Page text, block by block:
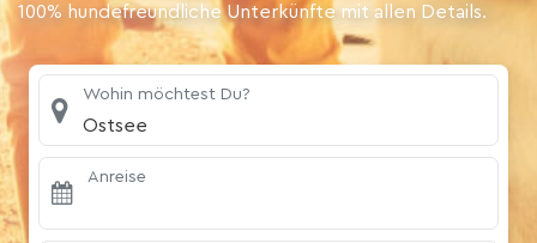
100% hundefreundliche Unterkünfte mit allen Details.
Wohin möchtest Du?
Ostsee
Anreise